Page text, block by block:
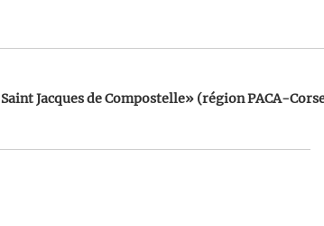
Jacques de Compostelle» (région PACA-